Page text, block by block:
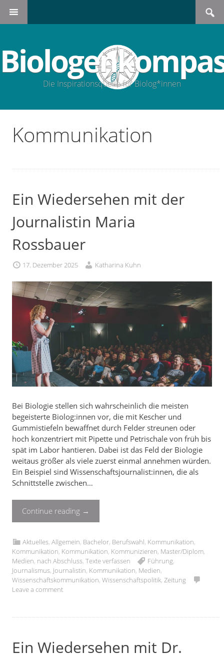
Search
for:
SKIP
Die Inspirationsquelle für Biolog*innen
Kommunikation
Ein Wiedersehen mit der
Journalistin Maria
Rossbauer
17. Dezember 2025 Katharina Kuhn
Bei Biologie stellen sich wahrscheinlich die meisten
begeisterte Biolog:innen vor, die mit Kescher und
Gummistiefeln bewaffnet durch Felder streunen oder
hoch konzentriert mit Pipette und Petrischale von früh bis
spät im Labor hantieren. Dabei ist das Feld der Biologie
weitaus größer als viele zuerst einmal annehmen würden.
Ein Beispiel sind Wissenschaftsjournalist:innen, die als
Schnittstelle zwischen…
Continue reading →
Aktuelles,Allgemein, Bachelor, Berufswahl, Kommunikation,
Kommunikation, Kommunikation, Kommunizieren, Master/Diplom,
Medien, nach Abschluss,Texte verfassen Führung,
Journalismus, Journalistin, Kommunikation, Medien,
Wissenschaftskommunikation,Wissenschaftspolitik, Zeitung
Leave a comment
Ein Wiedersehen mit Dr.